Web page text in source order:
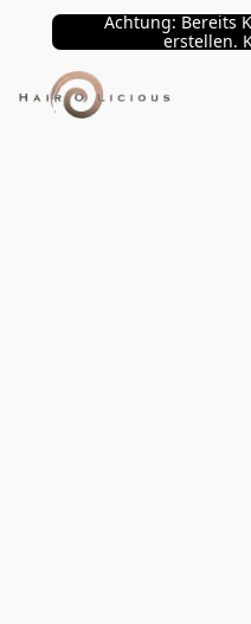
Achtung: Bereits
erstellen.